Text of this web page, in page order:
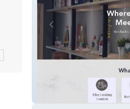
The Food Studio